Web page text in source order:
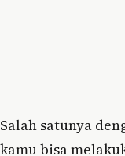
Salah satunya
kamu bisa